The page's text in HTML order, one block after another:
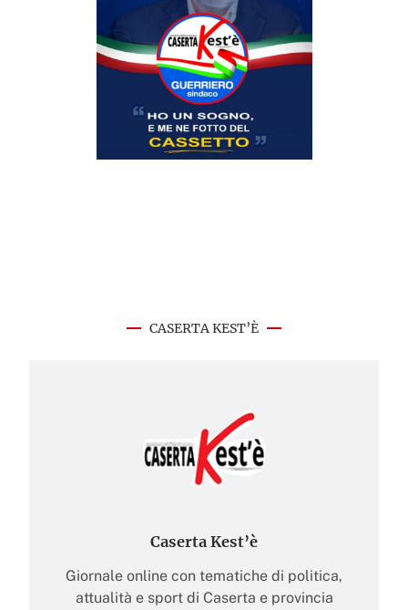
CASERTA KEST’È
Caserta Kest’è
Giornale online con tematiche di politica,
attualità e sport di Caserta e provincia